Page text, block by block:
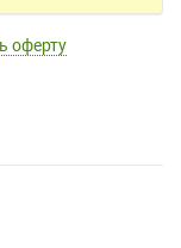
оферту